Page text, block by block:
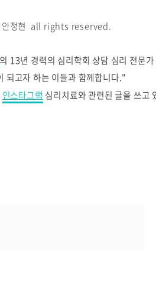
정현 all rights reserved.
의 13년 경력의 심리학회 상담 심리 전문
되고자 하는 이들과 함께합니다."
인스타그램 심리치료와 관련된 글을 쓰고